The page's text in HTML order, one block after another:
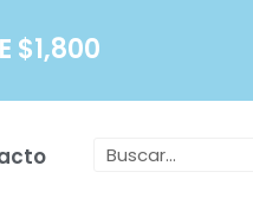
$1,800